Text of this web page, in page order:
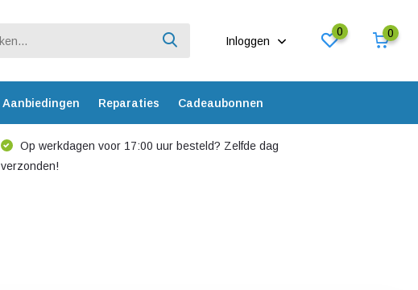
Inloggen
0 0
Aanbiedingen Reparaties Cadeaubonnen
Op werkdagen voor 17:00 uur besteld? Zelfde dag
verzonden!